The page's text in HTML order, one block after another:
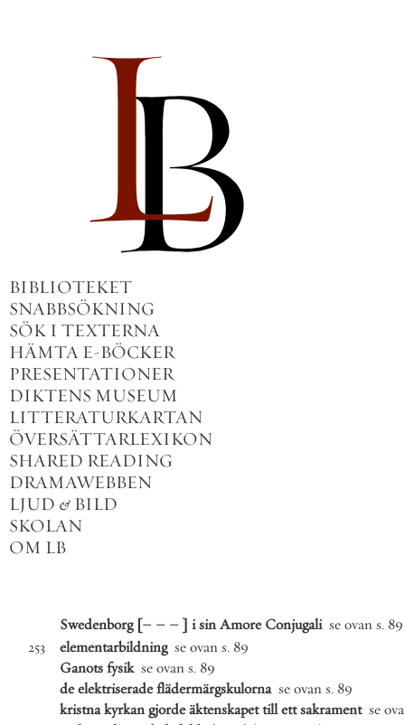
BIBLIOTEKET
SNABBSÖKNING
SÖK I TEXTERNA
HÄMTA E-BÖCKER
PRESENTATIONER
DIKTENS MUSEUM
LITTERATURKARTAN
ÖVERSÄTTARLEXIKON
SHARED READING
DRAMAWEBBEN
LJUD & BILD
SKOLAN
OM LB
Swedenborg [– – – ] isinAmore Conjugali seovans. 89
253 elementarbildning seovans. 89
Ganotsfysik seovans. 89
deelektriseradeflädermärgskulorna seovans. 89
kristnakyrkangjordeäktenskapettillettsakrament se